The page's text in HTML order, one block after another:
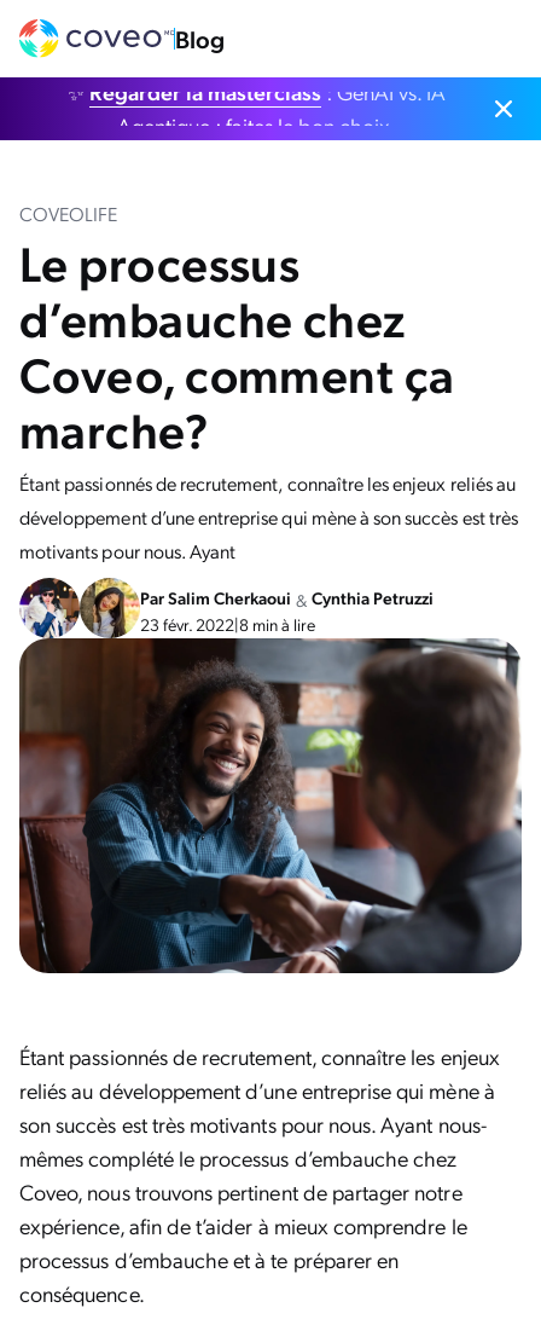
Blog
✨ Regarder la masterclass : GenAI vs. IA
Agentique : faites le bon choix.
COVEOLIFE
Le processus
d’embauche chez
Coveo, comment ça
marche?
Étant passionnés de recrutement, connaître les enjeux reliés au
développement d’une entreprise qui mène à son succès est très
motivants pour nous. Ayant
ParSalim Cherkaoui & Cynthia Petruzzi
23 févr. 2022|8 min à lire
Étant passionnés de recrutement, connaître les enjeux
reliés au développement d’une entreprise qui mène à
son succès est très motivants pour nous. Ayant nous-
mêmes complété le processus d’embauche chez
Coveo, nous trouvons pertinent de partager notre
expérience, afin de t’aider à mieux comprendre le
processus d’embauche et à te préparer en
conséquence.